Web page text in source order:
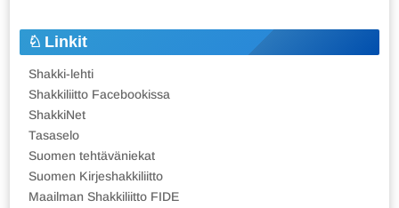
Linkit
Shakki-lehti
Shakkiliitto Facebookissa
ShakkiNet
Tasaselo
Suomen tehtäväniekat
Suomen Kirjeshakkiliitto
Maailman Shakkiliitto FIDE